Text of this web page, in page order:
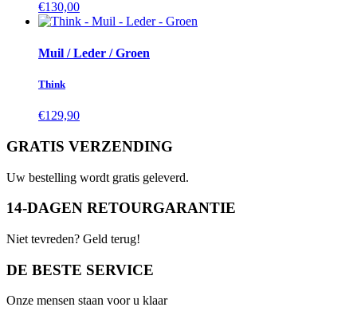
€130,00
Muil / Leder / Groen
Think
€129,90
GRATIS VERZENDING
Uw bestelling wordt gratis geleverd.
14-DAGEN RETOURGARANTIE
Niet tevreden? Geld terug!
DE BESTE SERVICE
Onze mensen staan voor u klaar